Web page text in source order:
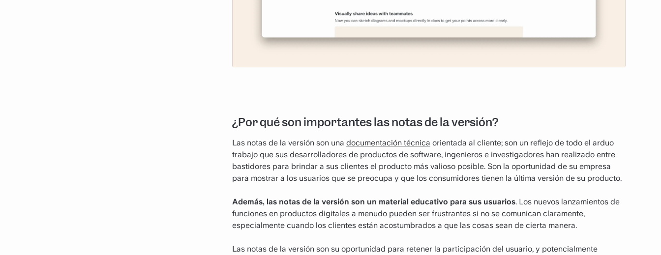
¿Por qué son importantes las notas de la versión?
Las notas de la versión son una documentación técnica orientada al cliente; son un reflejo de todo el arduo
trabajo que sus desarrolladores de productos de software, ingenieros e investigadores han realizado entre
bastidores para brindar a sus clientes el producto más valioso posible. Son la oportunidad de su empresa
para mostrar a los usuarios que se preocupa y que los consumidores tienen la última versión de su producto.
Además, las notas de la versión son un material educativo para sus usuarios. Los nuevos lanzamientos de
funciones en productos digitales a menudo pueden ser frustrantes si no se comunican claramente,
especialmente cuando los clientes están acostumbrados a que las cosas sean de cierta manera.
Las notas de la versión son su oportunidad para retener la participación del usuario, y potencialmente